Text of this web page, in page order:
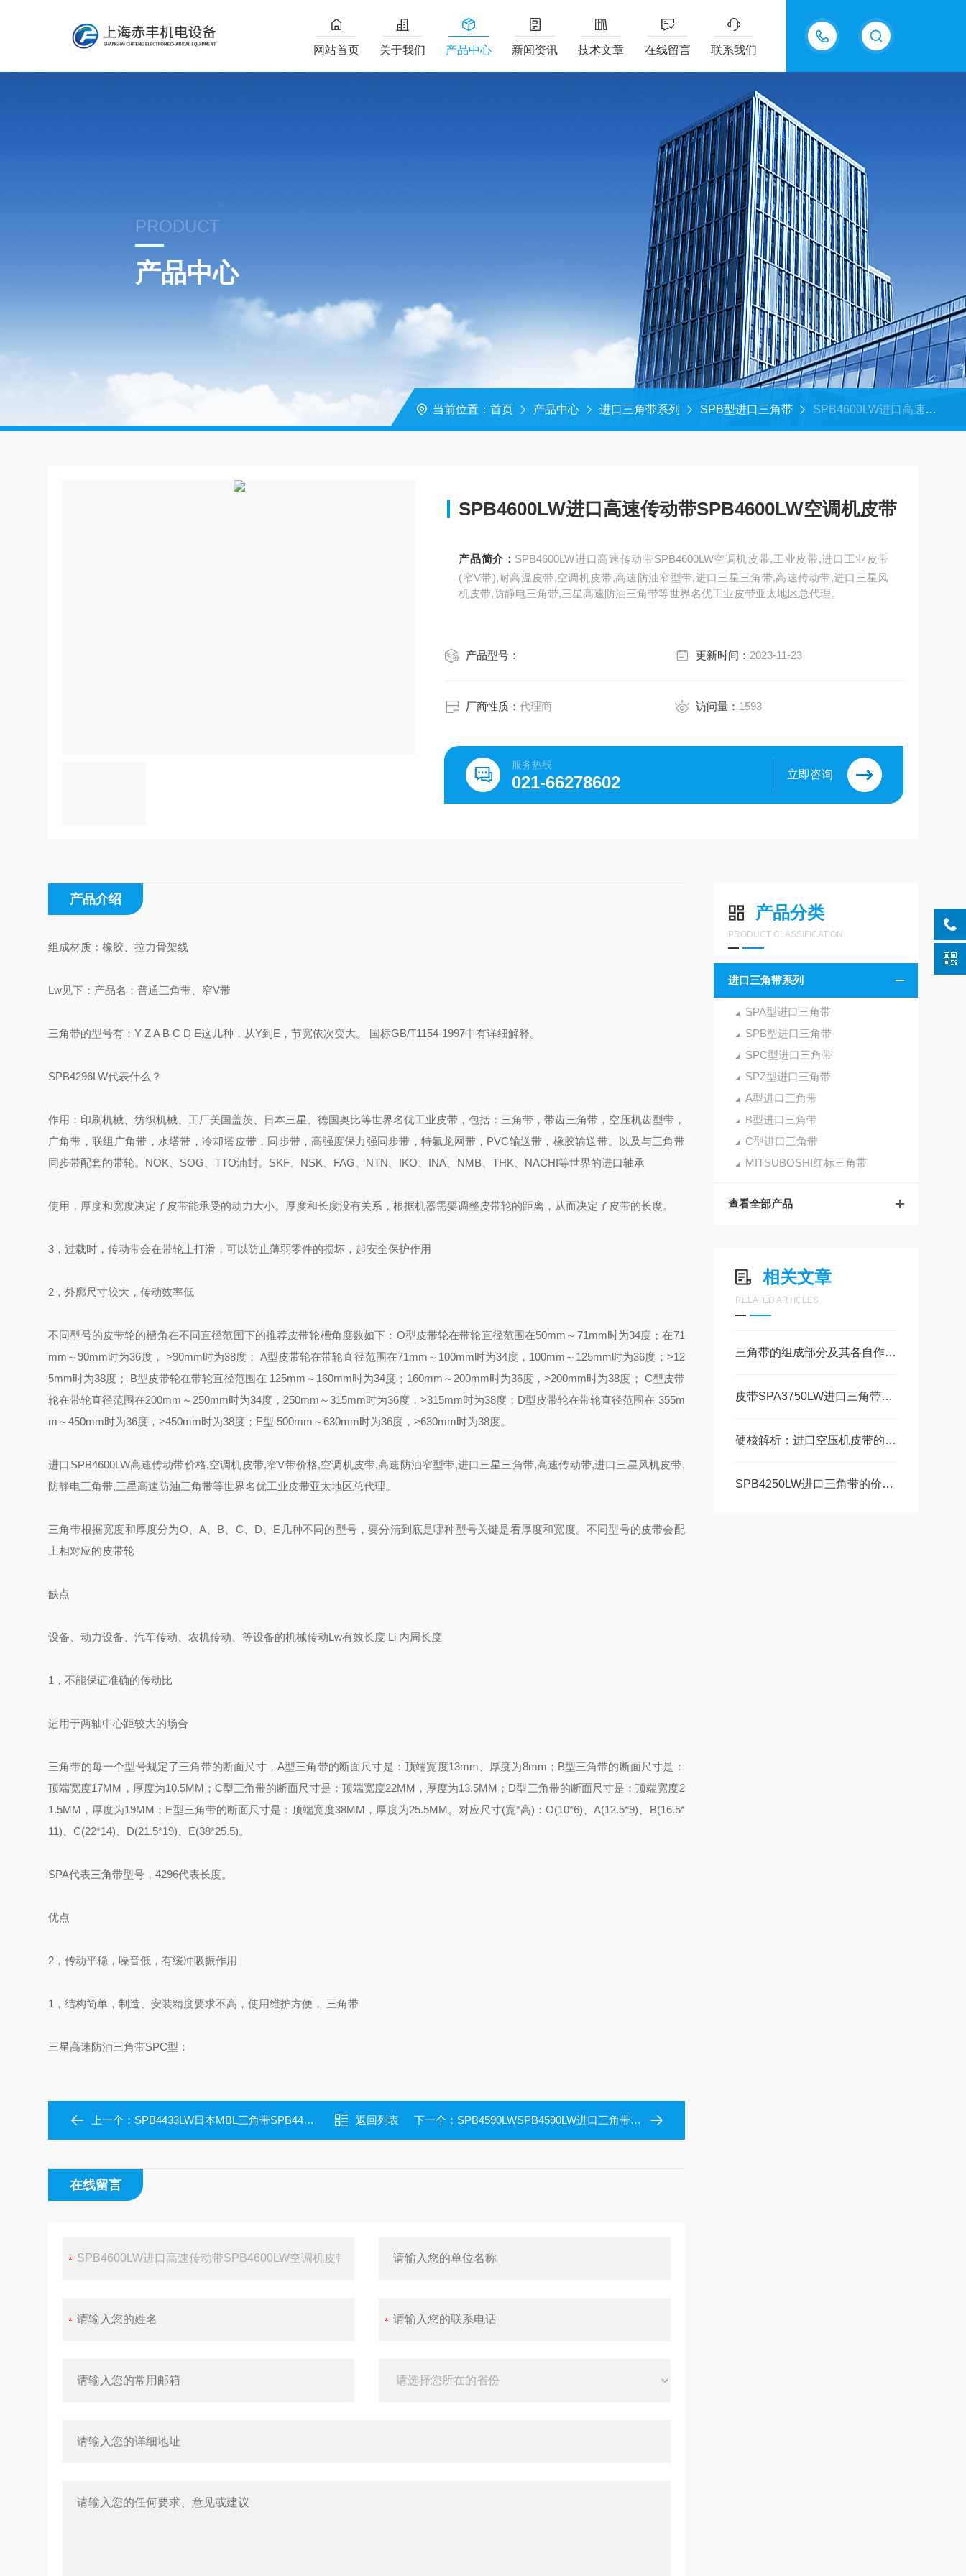
15618576711
网站首页 关于我们 产品中心 新闻资讯 技术文章 在线留言 联系我们
PRODUCT
产品中心
当前位置： 首页 产品中心 进口三角带系列 SPB型进口三角带 SPB4600LW进口高速传动带SPB4600LW空调机皮带
SPB4600LW进口高速传动带SPB4600LW空调机皮带
产品简介： SPB4600LW进口高速传动带SPB4600LW空调机皮带,工业皮带,进口工业皮带
(窄V带),耐高温皮带,空调机皮带,高速防油窄型带,进口三星三角带,高速传动带,进口三星风
机皮带,防静电三角带,三星高速防油三角带等世界名优工业皮带亚太地区总代理。
产品型号： 更新时间： 2023-11-23
厂商性质：代理商 访问量： 1593
服务热线
021-66278602 立即咨询
产品分类
PRODUCT CLASSIFICATION
进口三角带系列
SPA型进口三角带
SPB型进口三角带
SPC型进口三角带
SPZ型进口三角带
A型进口三角带
B型进口三角带
C型进口三角带
MITSUBOSHI红标三角带
查看全部产品
相关文章
RELATED ARTICLES
三角带的组成部分及其各自作用分析
皮带SPA3750LW进口三角带的品种分类
硬核解析：进口空压机皮带的优势，你知道几个？
SPB4250LW进口三角带的价格和检查真伪的方法
产品介绍
组成材质：橡胶、拉力骨架线
Lw见下：产品名；普通三角带、窄V带
三角带的型号有：Y Z A B C D E这几种，从Y到E，节宽依次变大。 国标GB/T1154-1997中有详细解释。
SPB4296LW代表什么？
作用：印刷机械、纺织机械、工厂美国盖茨、日本三星、德国奥比等世界名优工业皮带，包括：三角带，带齿三角带，空压机齿型带，
广角带，联组广角带，水塔带，冷却塔皮带，同步带，高强度保力强同步带，特氟龙网带，PVC输送带，橡胶输送带。以及与三角带
同步带配套的带轮。NOK、SOG、TTO油封。SKF、NSK、FAG、NTN、IKO、INA、NMB、THK、NACHI等世界的进口轴承
使用，厚度和宽度决定了皮带能承受的动力大小。厚度和长度没有关系，根据机器需要调整皮带轮的距离，从而决定了皮带的长度。
3，过载时，传动带会在带轮上打滑，可以防止薄弱零件的损坏，起安全保护作用
2，外廓尺寸较大，传动效率低
不同型号的皮带轮的槽角在不同直径范围下的推荐皮带轮槽角度数如下：O型皮带轮在带轮直径范围在50mm～71mm时为34度；在71
mm～90mm时为36度， >90mm时为38度； A型皮带轮在带轮直径范围在71mm～100mm时为34度，100mm～125mm时为36度；>12
5mm时为38度； B型皮带轮在带轮直径范围在 125mm～160mm时为34度；160mm～200mm时为36度，>200mm时为38度； C型皮带
轮在带轮直径范围在200mm～250mm时为34度，250mm～315mm时为36度，>315mm时为38度；D型皮带轮在带轮直径范围在 355m
m～450mm时为36度，>450mm时为38度；E型 500mm～630mm时为36度，>630mm时为38度。
进口SPB4600LW高速传动带价格,空调机皮带,窄V带价格,空调机皮带,高速防油窄型带,进口三星三角带,高速传动带,进口三星风机皮带,
防静电三角带,三星高速防油三角带等世界名优工业皮带亚太地区总代理。
三角带根据宽度和厚度分为O、A、B、C、D、E几种不同的型号，要分清到底是哪种型号关键是看厚度和宽度。不同型号的皮带会配
上相对应的皮带轮
缺点
设备、动力设备、汽车传动、农机传动、等设备的机械传动Lw有效长度 Li 内周长度
1，不能保证准确的传动比
适用于两轴中心距较大的场合
三角带的每一个型号规定了三角带的断面尺寸，A型三角带的断面尺寸是：顶端宽度13mm、厚度为8mm；B型三角带的断面尺寸是：
顶端宽度17MM，厚度为10.5MM；C型三角带的断面尺寸是：顶端宽度22MM，厚度为13.5MM；D型三角带的断面尺寸是：顶端宽度2
1.5MM，厚度为19MM；E型三角带的断面尺寸是：顶端宽度38MM，厚度为25.5MM。对应尺寸(宽*高)：O(10*6)、A(12.5*9)、B(16.5*
11)、C(22*14)、D(21.5*19)、E(38*25.5)。
SPA代表三角带型号，4296代表长度。
优点
2，传动平稳，噪音低，有缓冲吸振作用
1，结构简单，制造、安装精度要求不高，使用维护方便， 三角带
三星高速防油三角带SPC型：
上一个： SPB4433LW日本MBL三角带SPB4433LW空调机皮带 返回列表 下一个： SPB4590LWSPB4590LW进口三角带SPB4590LW空调机皮带
在线留言